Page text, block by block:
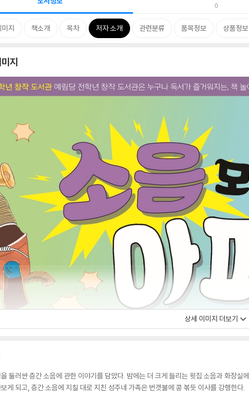
0
미지 책소개 목차 저자 소개 관련분류 품목정보 상품정
지
상세 이미지 더보기
둘러싼 층간 소음에 관한 이야기를 담았다. 밤에는 더 크게 들리는 윗집 소음과 화장
게 되고, 층간 소음에 지칠 대로 지친 성주네 가족은 번갯불에 콩 볶듯 이사를 강행한다.